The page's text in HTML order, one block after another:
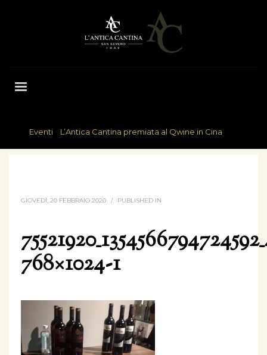
Eventi L’Antica Cantina premiata al Qwine in Cina
GIOVEDÌ, 20 FEBBRAIO 2020 / PUBLISHED IN
768×1024-1